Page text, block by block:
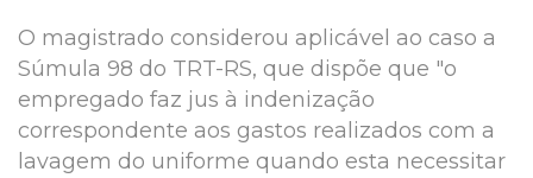
O magistrado considerou aplicável ao caso a
Súmula 98 do TRT-RS, que dispõe que "o
empregado faz jus à indenização
correspondente aos gastos realizados com a
lavagem do uniforme quando esta necessitar